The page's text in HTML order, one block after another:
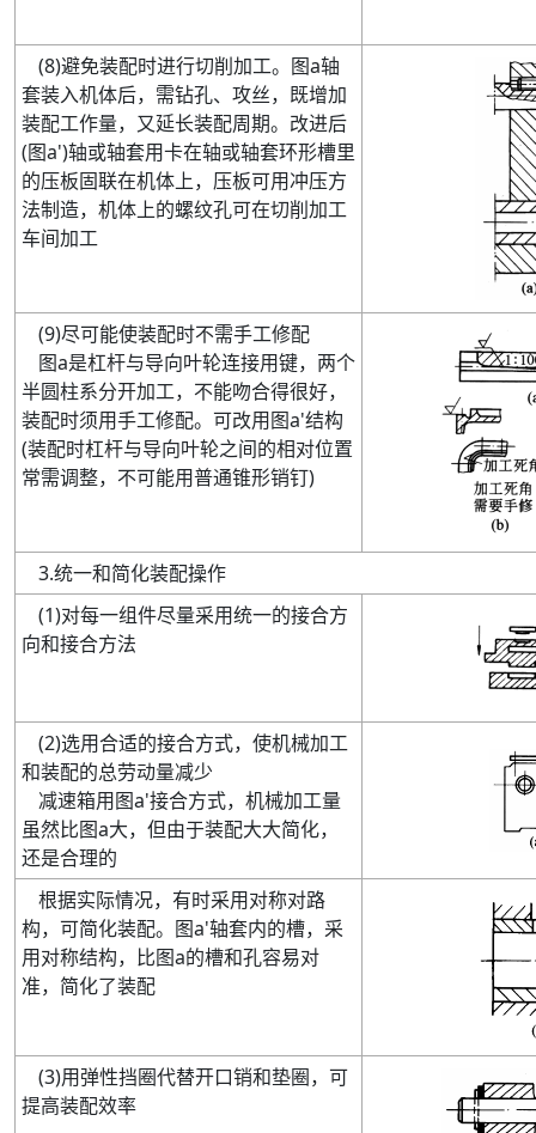
(8)避免装配时进行切削加工。图a轴
套装入机体后，需钻孔、攻丝，既增加
装配工作量，又延长装配周期。改进后
(图a')轴或轴套用卡在轴或轴套环形槽里
的压板固联在机体上，压板可用冲压方
法制造，机体上的螺纹孔可在切削加工
车间加工
(9)尽可能使装配时不需手工修配
图a是杠杆与导向叶轮连接用键，两个
半圆柱系分开加工，不能吻合得很好，
装配时须用手工修配。可改用图a'结构
(装配时杠杆与导向叶轮之间的相对位置
常需调整，不可能用普通锥形销钉)
3.统一和简化装配操作
(1)对每一组件尽量采用统一的接合方
向和接合方法
(2)选用合适的接合方式，使机械加工
和装配的总劳动量减少
减速箱用图a'接合方式，机械加工量
虽然比图a大，但由于装配大大简化，
还是合理的
根据实际情况，有时采用对称对路
构，可简化装配。图a'轴套内的槽，采
用对称结构，比图a的槽和孔容易对
准，简化了装配
(3)用弹性挡圈代替开口销和垫圈，可
提高装配效率